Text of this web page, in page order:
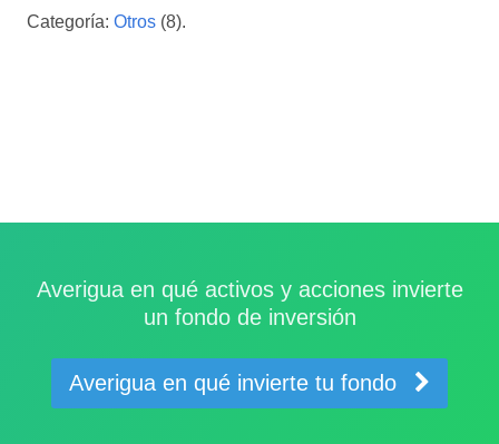
Categoría: Otros (8).
Averigua en qué activos y acciones invierte
un fondo de inversión
Averigua en qué invierte tu fondo